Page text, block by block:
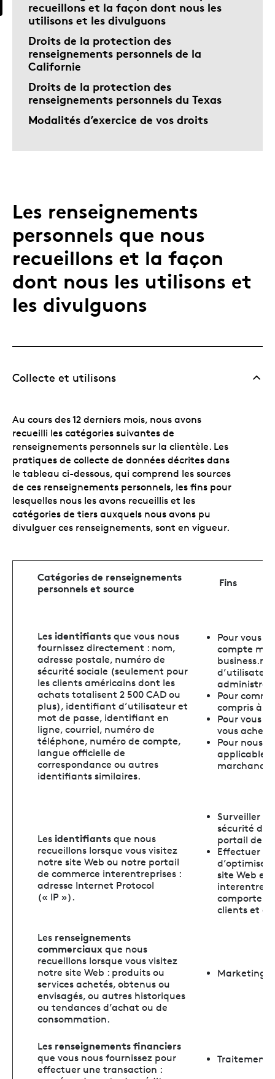
recueillons et la façon dont nous les
utilisons et les divulguons
Droits de la protection des
renseignements personnels de la
Californie
Droits de la protection des
renseignements personnels du Texas
Modalités d’exercice de vos droits
Les renseignements
personnels que nous
recueillons et la façon
dont nous les utilisons et
les divulguons
Collecte et utilisons
Au cours des 12 derniers mois, nous avons
recueilli les catégories suivantes de
renseignements personnels sur la clientèle. Les
pratiques de collecte de données décrites dans
le tableau ci-dessous, qui comprend les sources
de ces renseignements personnels, les fins pour
lesquelles nous les avons recueillis et les
catégories de tiers auxquels nous avons pu
divulguer ces renseignements, sont en vigueur.
Catégories de renseignements
personnels et source
Fins
Les identifiants que vous nous
fournissez directement : nom,
adresse postale, numéro de
sécurité sociale (seulement pour
les clients américains dont les
achats totalisent 2 500 CAD ou
plus), identifiant d’utilisateur et
mot de passe, identifiant en
ligne, courriel, numéro de
téléphone, numéro de compte,
langue officielle de
correspondance ou autres
identifiants similaires.
Pour vous
compte
administrer.
Pour
compris à
Pour vous
vous
Pour nous
applicables
Les identifiants que nous
recueillons lorsque vous visitez
notre site Web ou notre portail
de commerce interentreprises :
adresse Internet Protocol
(« IP »).
Surveiller
sécurité de
portail de
Effectuer
d’optimiser
site Web et
clients et
Les renseignements
commerciaux que nous
recueillons lorsque vous visitez
notre site Web : produits ou
services achetés, obtenus ou
envisagés, ou autres historiques
ou tendances d’achat ou de
consommation.
Marketing
Les renseignements financiers
que vous nous fournissez pour
effectuer une transaction :
Traitement